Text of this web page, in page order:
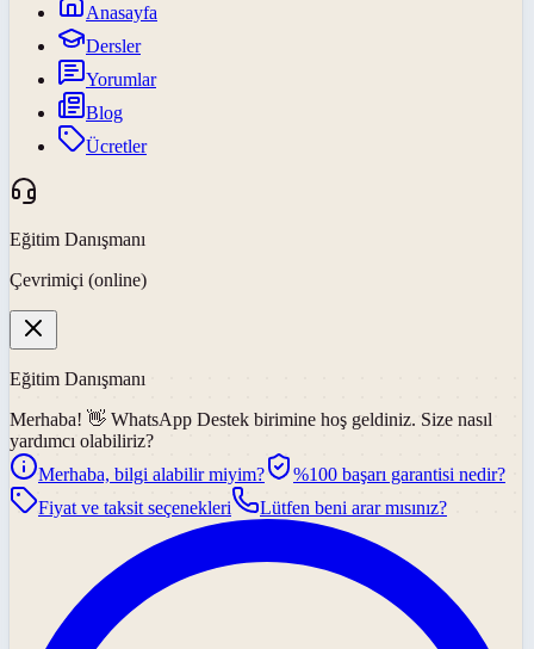
Anasayfa
Dersler
Yorumlar
Blog
Ücretler
Eğitim Danışmanı
Çevrimiçi (online)
Eğitim Danışmanı
Merhaba! 👋 WhatsApp Destek birimine hoş geldiniz. Size nasıl
yardımcı olabiliriz?
Merhaba, bilgi alabilir miyim?
%100 başarı garantisi nedir?
Fiyat ve taksit seçenekleri
Lütfen beni arar mısınız?